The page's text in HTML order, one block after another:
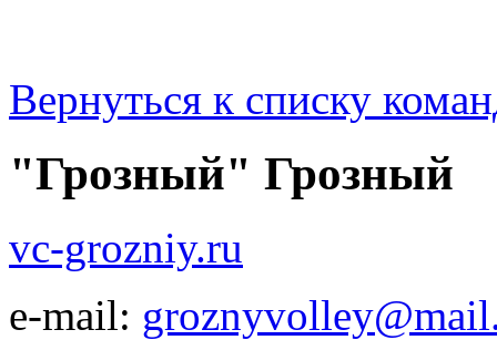
Вернуться к списку
"Грозный" Грозный
vc-grozniy.ru
e-mail: